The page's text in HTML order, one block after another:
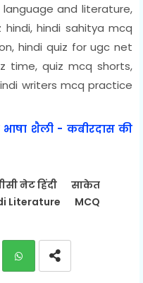
and literature,
hindi sahitya mcq
hindi quiz for ugc net
time, quiz mcq shorts,
writers mcq practice
शैली - कबीरदास की
नेट हिंदी
साकेत
Literature
MCQ